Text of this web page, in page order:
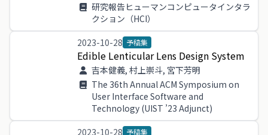
研究報告ヒューマンコンピュータインタラ
クション（HCI）
2023-10-28 予稿集
Edible Lenticular Lens Design System
吉本健義, 村上崇斗, 宮下芳明
The 36th Annual ACM Symposium on
User Interface Software and
Technology (UIST ’23 Adjunct)
2023-10-28 予稿集